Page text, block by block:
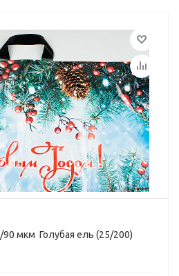
мкм Голубая ель (25/200)